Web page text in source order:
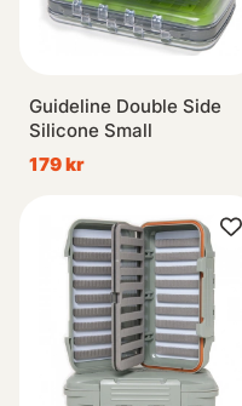
Guideline Double Side
Silicone Small
179 kr